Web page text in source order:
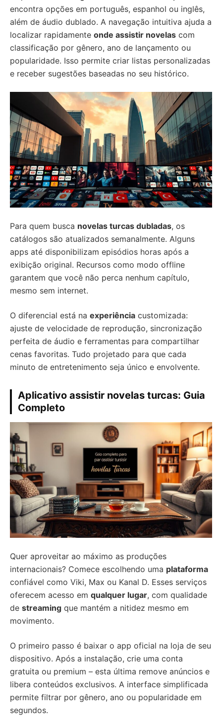
encontra opções em português, espanhol ou inglês,
além de áudio dublado. A navegação intuitiva ajuda a
localizar rapidamente onde assistir novelas com
classificação por gênero, ano de lançamento ou
popularidade. Isso permite criar listas personalizadas
e receber sugestões baseadas no seu histórico.
Para quem busca novelas turcas dubladas, os
catálogos são atualizados semanalmente. Alguns
apps até disponibilizam episódios horas após a
exibição original. Recursos como modo offline
garantem que você não perca nenhum capítulo,
mesmo sem internet.
O diferencial está na experiência customizada:
ajuste de velocidade de reprodução, sincronização
perfeita de áudio e ferramentas para compartilhar
cenas favoritas. Tudo projetado para que cada
minuto de entretenimento seja único e envolvente.
Aplicativo assistir novelas turcas: Guia
Completo
Quer aproveitar ao máximo as produções
internacionais? Comece escolhendo uma plataforma
confiável como Viki, Max ou Kanal D. Esses serviços
oferecem acesso em qualquer lugar, com qualidade
de streaming que mantém a nitidez mesmo em
movimento.
O primeiro passo é baixar o app oficial na loja de seu
dispositivo. Após a instalação, crie uma conta
gratuita ou premium – esta última remove anúncios e
libera conteúdos exclusivos. A interface simplificada
permite filtrar por gênero, ano ou popularidade em
segundos.